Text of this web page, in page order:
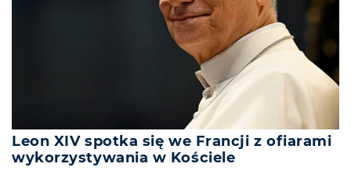
Leon XIV spotka się we Francji z ofiarami
wykorzystywania w Kościele